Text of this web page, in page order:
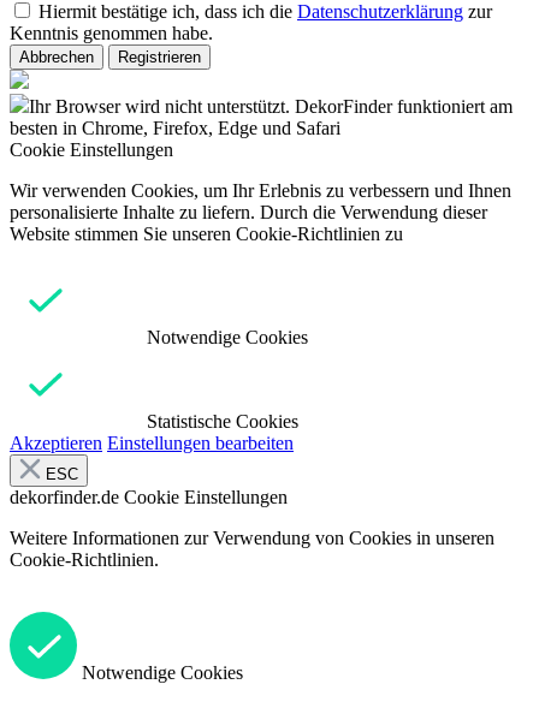
Hiermit bestätige ich, dass ich die Datenschutzerklärung zur
Kenntnis genommen habe.
Abbrechen Registrieren
Ihr Browser wird nicht unterstützt. DekorFinder funktioniert am
besten in Chrome, Firefox, Edge und Safari
Cookie Einstellungen
Wir verwenden Cookies, um Ihr Erlebnis zu verbessern und Ihnen
personalisierte Inhalte zu liefern. Durch die Verwendung dieser
Website stimmen Sie unseren Cookie-Richtlinien zu
Notwendige Cookies
Statistische Cookies
Akzeptieren Einstellungen bearbeiten
ESC
dekorfinder.de Cookie Einstellungen
Weitere Informationen zur Verwendung von Cookies in unseren
Cookie-Richtlinien.
Notwendige Cookies